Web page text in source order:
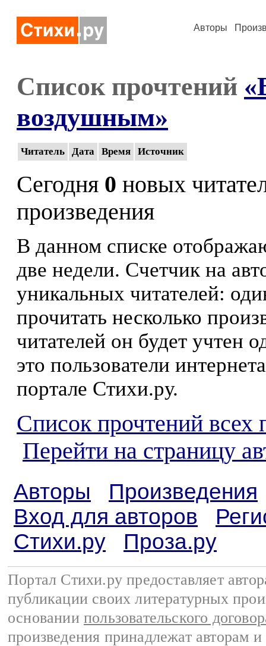
Авторы
Список прочтений
воздушным»
Читатель Дата Время Источник
Сегодня 0 новых
произведения
В данном списке
две недели. Счетчик на
уникальных читателей:
прочитать несколько
читателей он будет учтен
это пользователи
портале Стихи.ру.
Список прочтений всех
Перейти на страницу
Авторы
Произведения
Вход для авторов
Стихи.ру
Проза.ру
Портал Стихи.ру предоставляет
публикации своих литературных
основании пользовательского
произведения принадлежат авторам